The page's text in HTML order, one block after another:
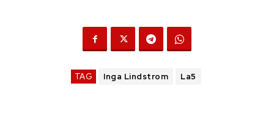
TAG Inga Lindstrom La5